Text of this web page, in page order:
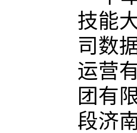
技能
司数
运营
团有
段济